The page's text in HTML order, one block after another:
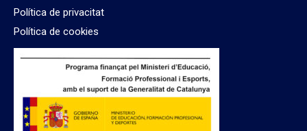
Política de privacitat
Política de cookies